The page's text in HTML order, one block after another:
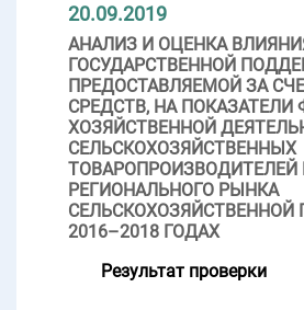
20.09.2019
АНАЛИЗ И ОЦЕНКА
ГОСУДАРСТВЕННОЙ
ПРЕДОСТАВЛЯЕМОЙ ЗА
СРЕДСТВ, НА ПОКАЗАТЕЛИ
ХОЗЯЙСТВЕННОЙ
СЕЛЬСКОХОЗЯЙСТВЕННЫХ
ТОВАРОПРОИЗВОДИТЕЛЕЙ
РЕГИОНАЛЬНОГО РЫНКА
СЕЛЬСКОХОЗЯЙСТВЕННОЙ
2016–2018 ГОДАХ
Результат проверки